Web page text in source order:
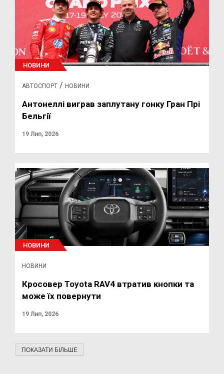
НОВИНИ
АВТОСПОРТ / НОВИНИ
Антонеллі виграв заплутану гонку Гран Прі
Бельгії
19 Лип, 2026
НОВИНИ
НОВИНИ
Кросовер Toyota RAV4 втратив кнопки та
може їх повернути
19 Лип, 2026
ПОКАЗАТИ БІЛЬШЕ